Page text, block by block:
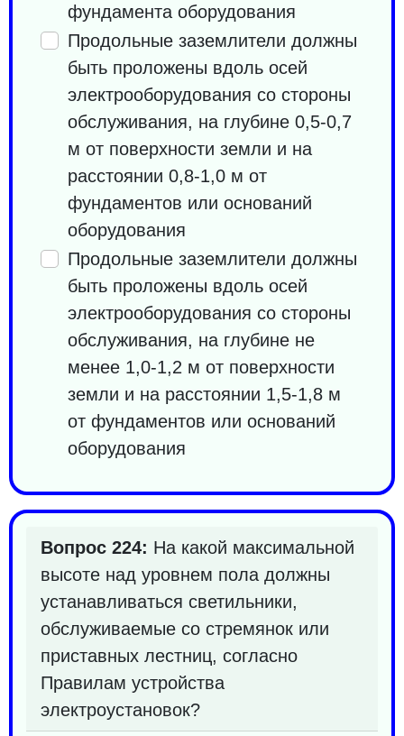
фундамента оборудования
Продольные заземлители должны
быть проложены вдоль осей
электрооборудования со стороны
обслуживания, на глубине 0,5-0,7
м от поверхности земли и на
расстоянии 0,8-1,0 м от
фундаментов или оснований
оборудования
Продольные заземлители должны
быть проложены вдоль осей
электрооборудования со стороны
обслуживания, на глубине не
менее 1,0-1,2 м от поверхности
земли и на расстоянии 1,5-1,8 м
от фундаментов или оснований
оборудования
Вопрос 224: На какой максимальной
высоте над уровнем пола должны
устанавливаться светильники,
обслуживаемые со стремянок или
приставных лестниц, согласно
Правилам устройства
электроустановок?